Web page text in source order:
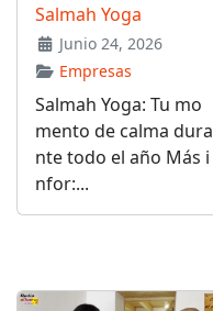
Salmah Yoga
Junio 24, 2026
Empresas
Salmah Yoga: Tu mo
mento de calma dura
nte todo el año Más i
nfor:...